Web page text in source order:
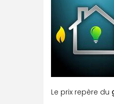
Le prix repère du